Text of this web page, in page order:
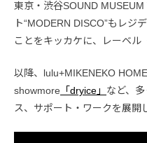
東京・渋谷SOUND
ト“MODERN DISCO”もレジ
ことをキッカケに、レーベル
以降、lulu+MIKENEKO
showmore 「dryice」 など、
ス、サポート・ワークを展開